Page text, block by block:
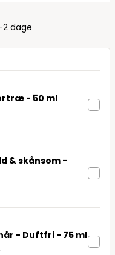
2 dage
- 50 ml
& skånsom -
- Duftfri - 75 ml